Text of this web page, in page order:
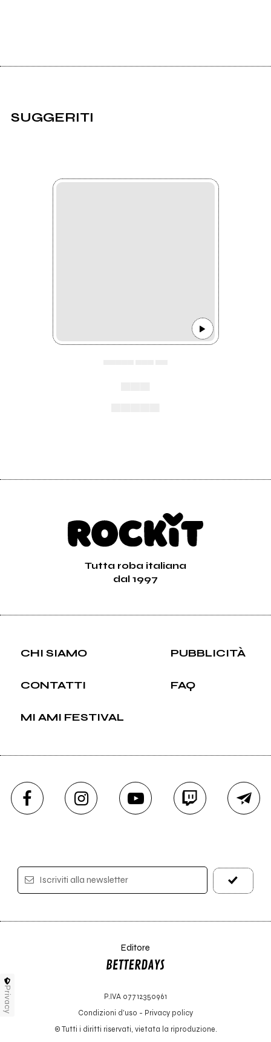
SUGGERITI
Tutta roba italiana
dal 1997
CHI SIAMO PUBBLICITÀ
CONTATTI FAQ
MI AMI FESTIVAL
Iscriviti alla newsletter
Editore
P.IVA 07712350961
Condizioni d'uso - Privacy policy
© Tutti i diritti riservati, vietata la riproduzione.
Privacy